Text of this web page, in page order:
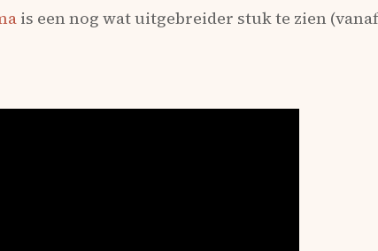
is een nog wat uitgebreider stuk te zien